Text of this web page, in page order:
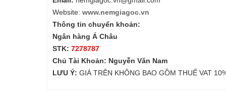
Website: www.nemgiagoc.vn
Thông tin chuyển khoản:
Ngân hàng Á Châu
STK: 7278787
Chủ Tài Khoản: Nguyễn Văn Nam
LƯU Ý: GIÁ TRÊN KHÔNG BAO GỒM THUẾ VAT